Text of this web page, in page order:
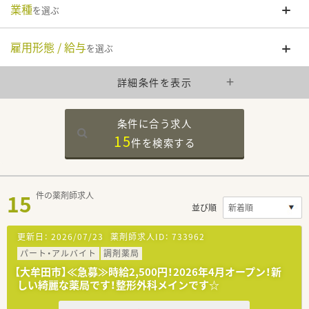
業種を選ぶ
雇用形態 / 給与を選ぶ
詳細条件を表示
条件に合う求人
15件を検索する
15 件の薬剤師求人
並び順
更新日： 2026/07/23 薬剤師求人ID： 733962
パート・アルバイト
調剤薬局
【大牟田市】≪急募≫時給2,500円！2026年4月オープン！新
しい綺麗な薬局です！整形外科メインです☆